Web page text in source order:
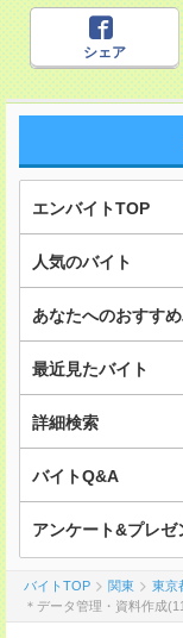
シェア
エンバイトTOP
人気のバイト
あなたへのおすす
最近見たバイト
詳細検索
バイトQ&A
アンケート&プレゼ
バイトTOP 関東 東京
＊データ管理・資料作成